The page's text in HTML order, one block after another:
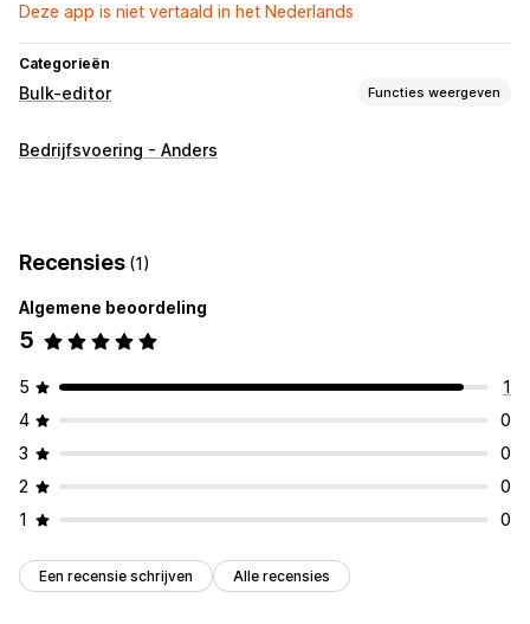
Deze app is niet vertaald in het Nederlands
Categorieën
Bulk-editor Functies weergeven
Bewerkbare bronnen
Bulkbewerkingen
Bedrijfsvoering - Anders
Recensies (1)
Algemene beoordeling
5
5
1
4
0
3
0
2
0
1
0
Een recensie schrijven Alle recensies